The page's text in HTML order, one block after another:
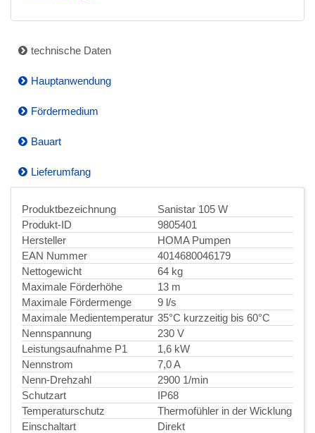
technische Daten
Hauptanwendung
Fördermedium
Bauart
Lieferumfang
Produktbezeichnung
Sanistar 105 W
Produkt-ID
9805401
Hersteller
HOMA Pumpen
EAN Nummer
4014680046179
Nettogewicht
64 kg
Maximale Förderhöhe
13 m
Maximale Fördermenge
9 l/s
Maximale Medientemperatur 35°C kurzzeitig bis 60°C
Nennspannung
230 V
Leistungsaufnahme P1
1,6 kW
Nennstrom
7,0 A
Nenn-Drehzahl
2900 1/min
Schutzart
IP68
Temperaturschutz
Thermofühler in der Wicklung
Einschaltart
Direkt